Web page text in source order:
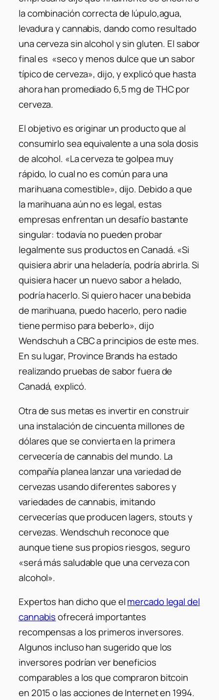
la combinación correcta de lúpulo,agua,
levadura y cannabis, dando como resultado
una cerveza sin alcohol y sin gluten. El sabor
final es «seco y menos dulce que un sabor
típico de cerveza», dijo, y explicó que hasta
ahora han promediado 6,5 mg de THC por
cerveza.
El objetivo es originar un producto que al
consumirlo sea equivalente a una sola dosis
de alcohol. «La cerveza te golpea muy
rápido, lo cual no es común para una
marihuana comestible», dijo. Debido a que
la marihuana aún no es legal, estas
empresas enfrentan un desafío bastante
singular: todavía no pueden probar
legalmente sus productos en Canadá. «Si
quisiera abrir una heladería, podría abrirla. Si
quisiera hacer un nuevo sabor a helado,
podría hacerlo. Si quiero hacer una bebida
de marihuana, puedo hacerlo, pero nadie
tiene permiso para beberlo», dijo
Wendschuh a CBC a principios de este mes.
En su lugar, Province Brands ha estado
realizando pruebas de sabor fuera de
Canadá, explicó.
Otra de sus metas es invertir en construir
una instalación de cincuenta millones de
dólares que se convierta en la primera
cervecería de cannabis del mundo. La
compañía planea lanzar una variedad de
cervezas usando diferentes sabores y
variedades de cannabis, imitando
cervecerías que producen lagers, stouts y
cervezas. Wendschuh reconoce que
aunque tiene sus propios riesgos, seguro
«será más saludable que una cerveza con
alcohol».
Expertos han dicho que elmercado legal del
cannabisofrecerá importantes
recompensas a los primeros inversores.
Algunos incluso han sugerido que los
inversores podrían ver beneficios
comparables a los que compraron bitcoin
en 2015 o las acciones de Internet en 1994.